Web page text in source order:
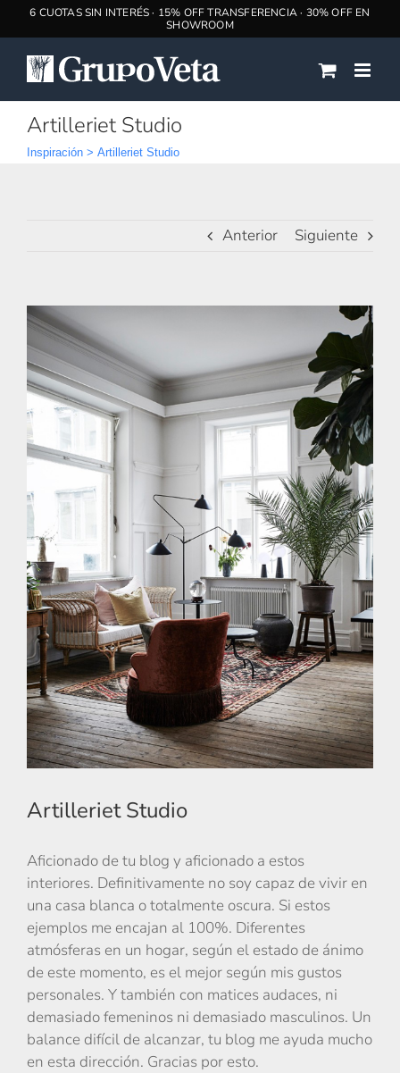
Artilleriet Studio
Inspiración > Artilleriet Studio
Anterior Siguiente
Artilleriet Studio
Aficionado de tu blog y aficionado a estos
interiores. Definitivamente no soy capaz de vivir en
una casa blanca o totalmente oscura. Si estos
ejemplos me encajan al 100%. Diferentes
atmósferas en un hogar, según el estado de ánimo
de este momento, es el mejor según mis gustos
personales. Y también con matices audaces, ni
demasiado femeninos ni demasiado masculinos. Un
balance difícil de alcanzar, tu blog me ayuda mucho
en esta dirección. Gracias por esto.